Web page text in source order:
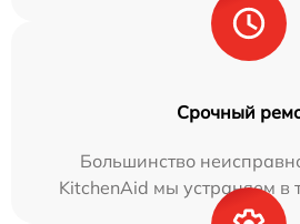
Срочный
Большинство
KitchenAid мы устраняем в